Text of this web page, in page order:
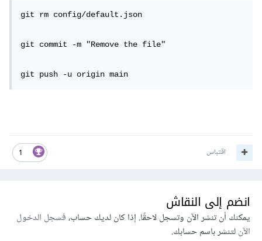
git rm config/default.json
git commit -m "Remove the file"
git push -u origin main
1 اقتباس
انضم إلى النقاش
يمكنك أن تنشر الآن وتسجل لاحقًا. إذا كان لديك حساب،فسجل الدخول
الآنلتنشر باسم حسابك.